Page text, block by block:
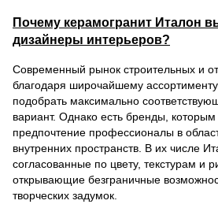
Почему керамогранит Италон
дизайнеры интерьеров?
Современный рынок строительных и
благодаря широчайшему
подобрать максимально
вариант. Однако есть бренды,
предпочтение профессионалы в
внутренних пространств. В их числе
согласованные по цвету, текстурам и
открывающие безграничные
творческих задумок.